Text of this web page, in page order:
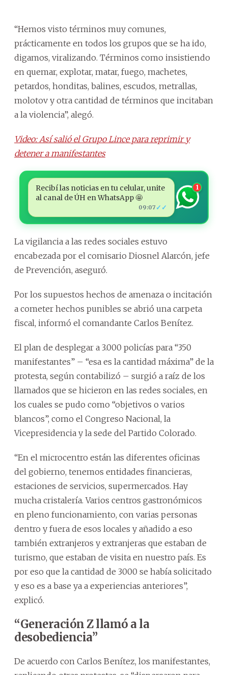
“Hemos visto términos muy comunes,
prácticamente en todos los grupos que se ha ido,
digamos, viralizando. Términos como insistiendo
en quemar, explotar, matar, fuego, machetes,
petardos, honditas, balines, escudos, metrallas,
molotov y otra cantidad de términos que incitaban
a la violencia”, alegó.
Video: Así salió el Grupo Lince para reprimir y
detener a manifestantes
Recibí las noticias en tu celular, unite
al canal de ÚH en WhatsApp 🤩
09:07 ✓✓
1
La vigilancia a las redes sociales estuvo
encabezada por el comisario Diosnel Alarcón, jefe
de Prevención, aseguró.
Por los supuestos hechos de amenaza o incitación
a cometer hechos punibles se abrió una carpeta
fiscal, informó el comandante Carlos Benítez.
El plan de desplegar a 3.000 policías para “350
manifestantes” – “esa es la cantidad máxima” de la
protesta, según contabilizó – surgió a raíz de los
llamados que se hicieron en las redes sociales, en
los cuales se pudo como “objetivos o varios
blancos”, como el Congreso Nacional, la
Vicepresidencia y la sede del Partido Colorado.
“En el microcentro están las diferentes oficinas
del gobierno, tenemos entidades financieras,
estaciones de servicios, supermercados. Hay
mucha cristalería. Varios centros gastronómicos
en pleno funcionamiento, con varias personas
dentro y fuera de esos locales y añadido a eso
también extranjeros y extranjeras que estaban de
turismo, que estaban de visita en nuestro país. Es
por eso que la cantidad de 3000 se había solicitado
y eso es a base ya a experiencias anteriores”,
explicó.
“Generación Z llamó a la
desobediencia”
De acuerdo con Carlos Benítez, los manifestantes,